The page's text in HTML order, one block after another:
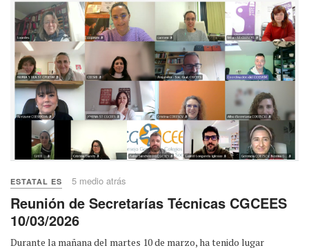
ESTATAL ES 5 medio atrás
Reunión de Secretarías Técnicas CGCEES
10/03/2026
Durante la mañana del martes 10 de marzo, ha tenido lugar